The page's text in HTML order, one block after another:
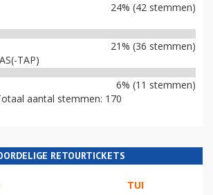
24% (42 stemmen)
21% (36 stemmen)
TAP)
6% (11 stemmen)
aantal stemmen: 170
RETOURTICKETS
TUI